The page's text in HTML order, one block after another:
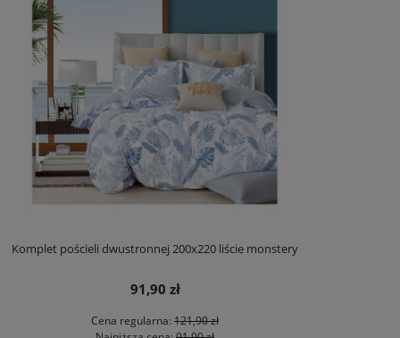
Komplet pościeli dwustronnej 200x220 liście monstery
91,90 zł
Cena regularna: 121,90 zł